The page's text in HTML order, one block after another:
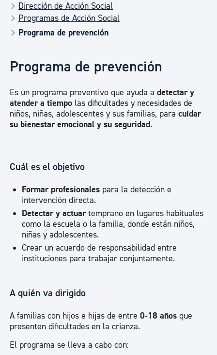
Dirección de Acción Social
Programas de Acción Social
Programa de prevención
Programa de prevención
Es un programa preventivo que ayuda a detectar y
atender a tiempo las dificultades y necesidades de
niños, niñas, adolescentes y sus familias, para cuidar
su bienestar emocional y su seguridad.
Cuál es el objetivo
Formar profesionales para la detección e
intervención directa.
Detectar y actuartemprano en lugares habituales
como la escuela o la familia, donde están niños,
niñas y adolescentes.
Crear un acuerdo de responsabilidad entre
instituciones para trabajar conjuntamente.
A quién va dirigido
A familias con hijos e hijas de entre 0-18 años que
presenten dificultades en la crianza.
El programa se lleva a cabo con: